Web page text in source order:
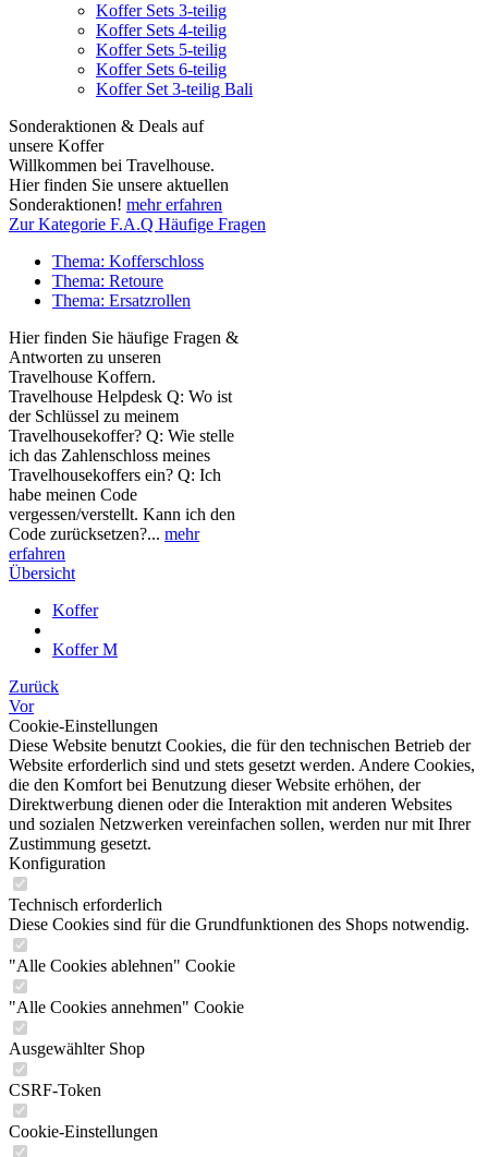
Koffer Sets 3-teilig
Koffer Sets 4-teilig
Koffer Sets 5-teilig
Koffer Sets 6-teilig
Koffer Set 3-teilig Bali
Sonderaktionen & Deals auf
unsere Koffer
Willkommen bei Travelhouse.
Hier finden Sie unsere aktuellen
Sonderaktionen! mehr erfahren
Zur Kategorie F.A.Q Häufige Fragen
Thema: Kofferschloss
Thema: Retoure
Thema: Ersatzrollen
Hier finden Sie häufige Fragen &
Antworten zu unseren
Travelhouse Koffern.
Travelhouse Helpdesk Q: Wo ist
der Schlüssel zu meinem
Travelhousekoffer? Q: Wie stelle
ich das Zahlenschloss meines
Travelhousekoffers ein? Q: Ich
habe meinen Code
vergessen/verstellt. Kann ich den
Code zurücksetzen?... mehr
erfahren
Übersicht
Koffer
Koffer M
Zurück
Vor
Cookie-Einstellungen
Diese Website benutzt Cookies, die für den technischen Betrieb der
Website erforderlich sind und stets gesetzt werden. Andere Cookies,
die den Komfort bei Benutzung dieser Website erhöhen, der
Direktwerbung dienen oder die Interaktion mit anderen Websites
und sozialen Netzwerken vereinfachen sollen, werden nur mit Ihrer
Zustimmung gesetzt.
Konfiguration
Technisch erforderlich
Diese Cookies sind für die Grundfunktionen des Shops notwendig.
"Alle Cookies ablehnen" Cookie
"Alle Cookies annehmen" Cookie
Ausgewählter Shop
CSRF-Token
Cookie-Einstellungen